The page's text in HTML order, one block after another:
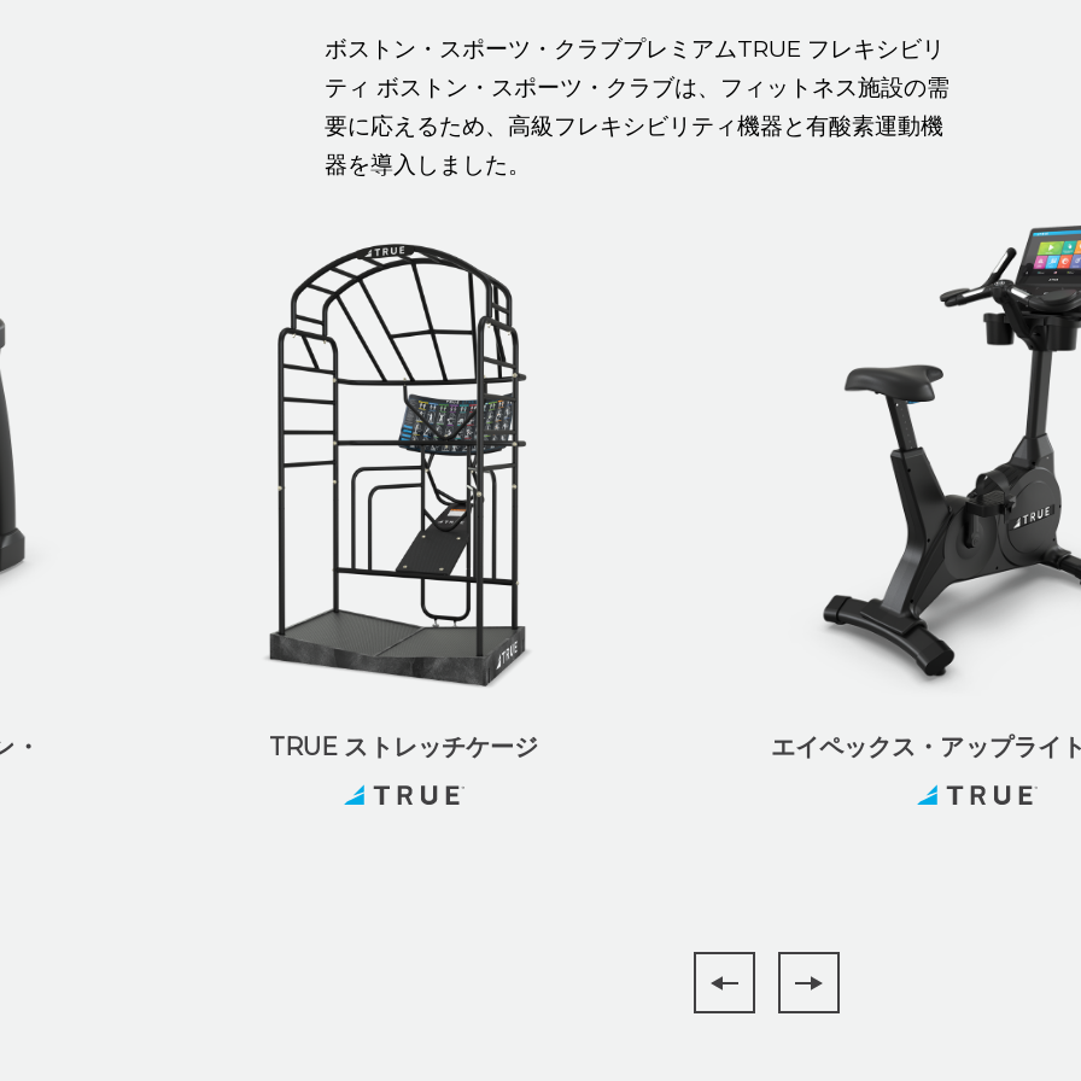
ボストン・スポーツ・クラブプレミアムTRUE フレキシビリ
ティ ボストン・スポーツ・クラブは、フィットネス施設の需
要に応えるため、高級フレキシビリティ機器と有酸素運動機
器を導入しました。
・ TRUE ストレッチケージ エイペックス・アップライ